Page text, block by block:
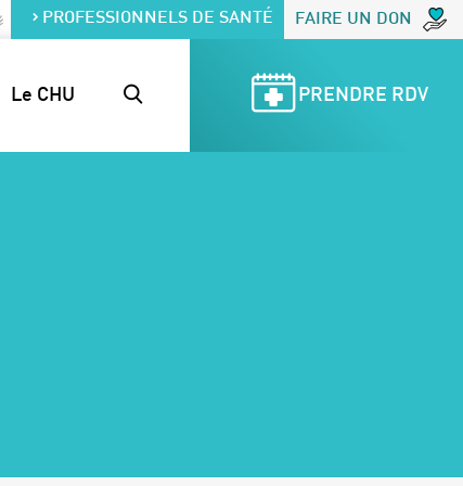
PROFESSIONNELS DE SANTÉ FAIRE UN DON
Le CHU PRENDRE RDV